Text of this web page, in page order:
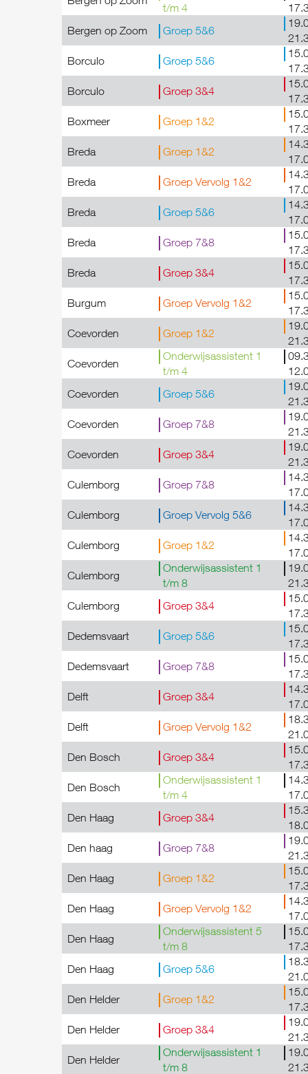
t/m 4
Bergen op Zoom
Groep 5&6
Borculo
Groep 5&6
Borculo
Groep 3&4
Boxmeer
Groep 1&2
Breda
Groep 1&2
Breda
Groep Vervolg 1&2
Breda
Groep 5&6
Breda
Groep 7&8
Breda
Groep 3&4
Burgum
Groep Vervolg 1&2
Coevorden
Groep 1&2
Coevorden
Onderwijsassistent 1
t/m 4
Coevorden
Groep 5&6
Coevorden
Groep 7&8
Coevorden
Groep 3&4
Culemborg
Groep 7&8
Culemborg
Groep Vervolg 5&6
Culemborg
Groep 1&2
Culemborg
Onderwijsassistent 1
t/m 8
Culemborg
Groep 3&4
Dedemsvaart
Groep 5&6
Dedemsvaart
Groep 7&8
Delft
Groep 3&4
Delft
Groep Vervolg 1&2
Den Bosch
Groep 3&4
Den Bosch
Onderwijsassistent 1
t/m 4
Den Haag
Groep 3&4
Den haag
Groep 7&8
Den Haag
Groep 1&2
Den Haag
Groep Vervolg 1&2
Den Haag
Onderwijsassistent 5
t/m 8
Den Haag
Groep 5&6
Den Helder
Groep 1&2
Den Helder
Groep 3&4
Den Helder
Onderwijsassistent 1
t/m 8